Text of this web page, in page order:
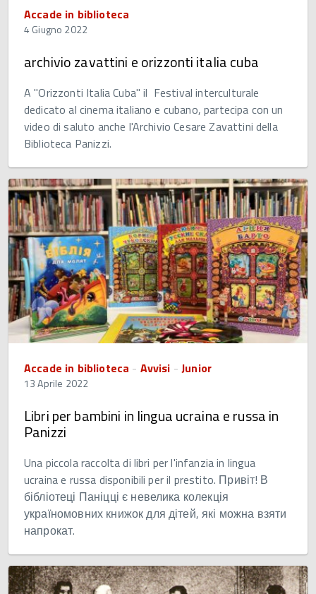
Accade in biblioteca
4 Giugno 2022
archivio zavattini e orizzonti italia cuba
A "Orizzonti Italia Cuba" il Festival interculturale
dedicato al cinema italiano e cubano, partecipa con un
video di saluto anche l'Archivio Cesare Zavattini della
Biblioteca Panizzi.
Accade in biblioteca - Avvisi -Junior
13 Aprile 2022
Libri per bambini in lingua ucraina e russa in
Panizzi
Una piccola raccolta di libri per l'infanzia in lingua
ucraina e russa disponibili per il prestito. Привіт! В
бібліотеці Паніцці є невелика колекція
україномовних книжок для дітей, які можна взяти
напрокат.